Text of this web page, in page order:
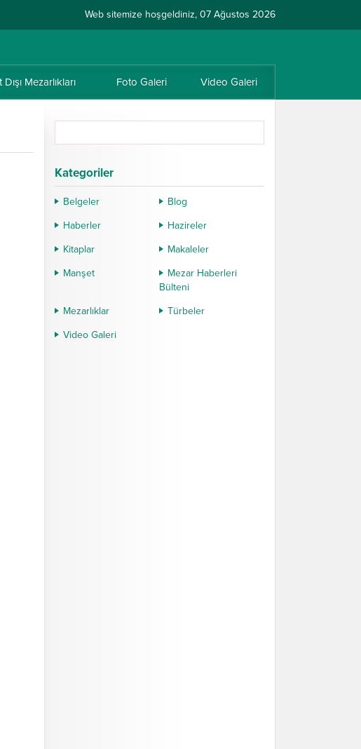
Web sitemize hoşgeldiniz, 07 Ağustos 2026
Dışı Mezarlıkları Foto Galeri Video Galeri
Kategoriler
Belgeler
Blog
Haberler
Hazireler
Kitaplar
Makaleler
Manşet
Mezar Haberleri
Bülteni
Mezarlıklar
Türbeler
Video Galeri